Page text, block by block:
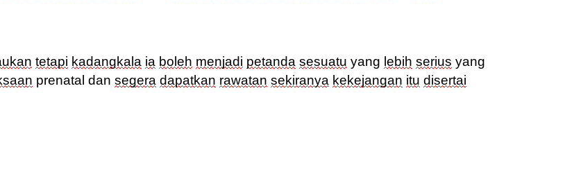
tetapi kadangkala ia boleh menjadi petanda sesuatu yang lebih serius yang
prenatal dan segera dapatkan rawatan sekiranya kekejangan itu disertai